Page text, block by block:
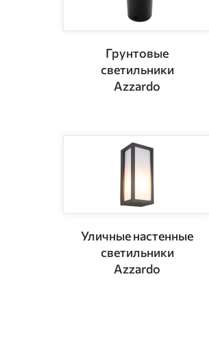
Грунтовые
светильники
Azzardo
Уличные настенные
светильники
Azzardo